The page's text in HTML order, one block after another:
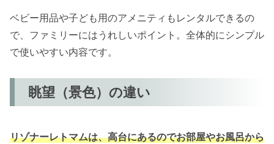
ベビー用品や子ども用のアメニティもレンタルできるの
で、ファミリーにはうれしいポイント。全体的にシンプル
で使いやすい内容です。
眺望（景色）の違い
リゾナーレトマムは、高台にあるのでお部屋やお風呂から